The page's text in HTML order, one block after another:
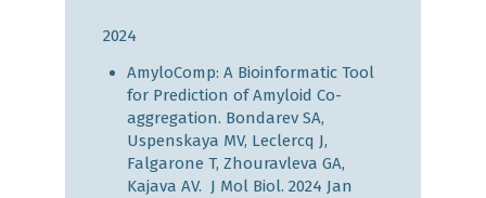
2024
AmyloComp: A Bioinformatic Tool
for Prediction of Amyloid Co-
aggregation. Bondarev SA,
Uspenskaya MV, Leclercq J,
Falgarone T, Zhouravleva GA,
Kajava AV. J Mol Biol. 2024 Jan